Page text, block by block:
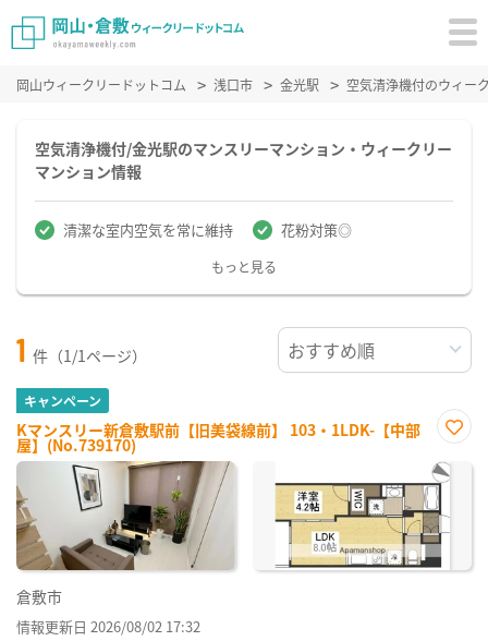
岡山ウィークリードットコム 浅口市 金光駅 空気清浄機付のウィー
空気清浄機付/金光駅のマンスリーマンション・ウィークリー
マンション情報
清潔な室内空気を常に維持 花粉対策◎
もっと見る
1 件（1/1ページ）
キャンペーン
Kマンスリー新倉敷駅前【旧美袋線前】 103・1LDK-【中部
屋】(No.739170)
に入
り登
倉敷市
情報更新日 2026/08/02 17:32